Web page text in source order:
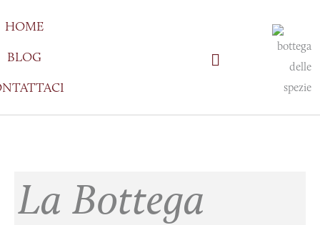
al
contenuto
HOME
BLOG
La Bottega